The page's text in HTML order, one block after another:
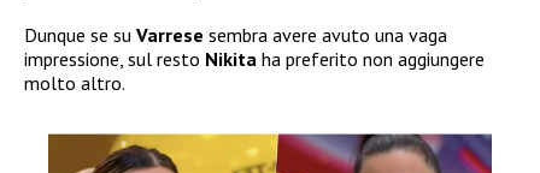
Dunque se su Varrese sembra avere avuto una vaga
impressione, sul resto Nikita ha preferito non aggiungere
molto altro.